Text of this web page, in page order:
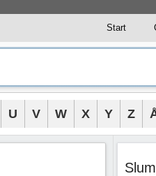
Start
U V W X Y Z